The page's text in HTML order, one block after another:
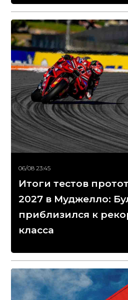
06/08 23:45
Итоги тестов
2027 в Муджелло:
приблизился к
класса